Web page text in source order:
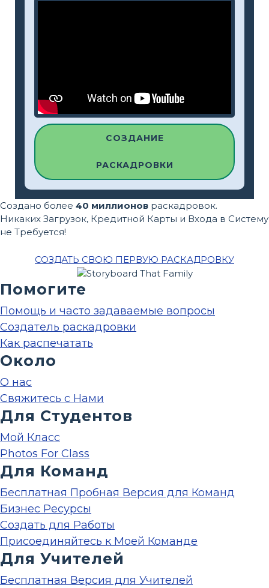
СОЗДАНИЕ
РАСКАДРОВКИ
Создано более 40 миллионов раскадровок.
Никаких Загрузок, Кредитной Карты и Входа в Систему
не Требуется!
СОЗДАТЬ СВОЮ ПЕРВУЮ РАСКАДРОВКУ
Помогите
Помощь и часто задаваемые вопросы
Создатель раскадровки
Как распечатать
Около
О нас
Свяжитесь с Нами
Для Студентов
Мой Класс
Photos For Class
Для Команд
Бесплатная Пробная Версия для Команд
Бизнес Ресурсы
Создать для Работы
Присоединяйтесь к Моей Команде
Для Учителей
Бесплатная Версия для Учителей